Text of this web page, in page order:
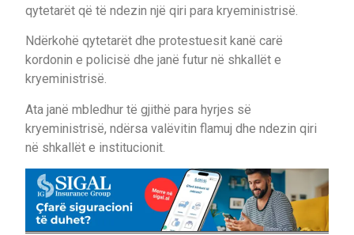
qytetarët që të ndezin një qiri para kryeministrisë.
Ndërkohë qytetarët dhe protestuesit kanë carë
kordonin e policisë dhe janë futur në shkallët e
kryeministrisë.
Ata janë mbledhur të gjithë para hyrjes së
kryeministrisë, ndërsa valëvitin flamuj dhe ndezin qiri
në shkallët e institucionit.